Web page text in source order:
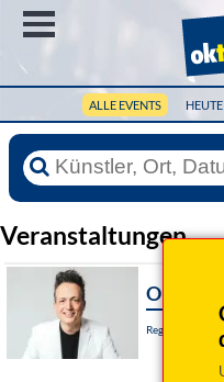
ALLE EVENTS HEUTE
Veranstaltungen
Olaf
Regensburg,